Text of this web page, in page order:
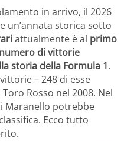
in arrivo, il 2026
un’annata storica sotto
attualmente è al primo
di vittorie
storia della Formula 1.
– 248 di esse
Rosso nel 2008. Nel
Maranello potrebbe
Ecco tutto